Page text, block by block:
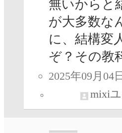
無いからと
が大多数な
に、結構変
ぞ？その教
2025年09月04
mixi